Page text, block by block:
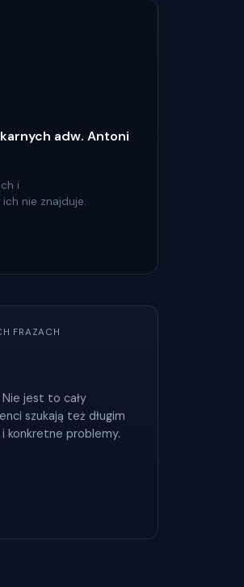
adw. Antoni
i
ich nie znajduje.
FRAZACH
Nie jest to cały
szukają też długim
konkretne problemy.